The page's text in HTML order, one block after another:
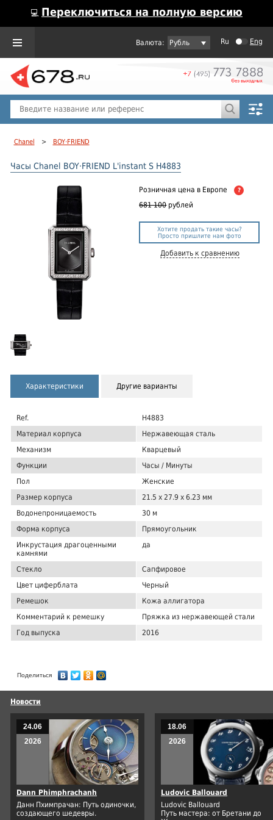
💻 Переключиться на полную версию
Рубль Ru Eng
Chanel > BOY·FRIEND
Часы Chanel BOY·FRIEND L'instant S H4883
Розничная цена в Европе ?
681 100 рублей
Хотите продать такие часы?
Просто пришлите нам фото
Добавить к сравнению
Характеристики Другие варианты
Ref.
H4883
Материал корпуса
Нержавеющая сталь
Механизм
Кварцевый
Функции
Часы / Минуты
Пол
Женские
Размер корпуса
21.5 x 27.9 x 6.23 мм
Водонепроницаемость
30 м
Форма корпуса
Прямоугольник
Инкрустация драгоценными
камнями
да
Стекло
Сапфировое
Цвет циферблата
Черный
Ремешок
Кожа аллигатора
Комментарий к ремешку
Пряжка из нержавеющей стали
Год выпуска
2016
Поделиться
Новости
24.06
2026
Dann Phimphrachanh
Данн Пхимпрачан: Путь одиночки,
создающего шедевры.
18.06
2026
Ludovic Ballouard
Ludovic Ballouard
Путь мастера: от Бретани до